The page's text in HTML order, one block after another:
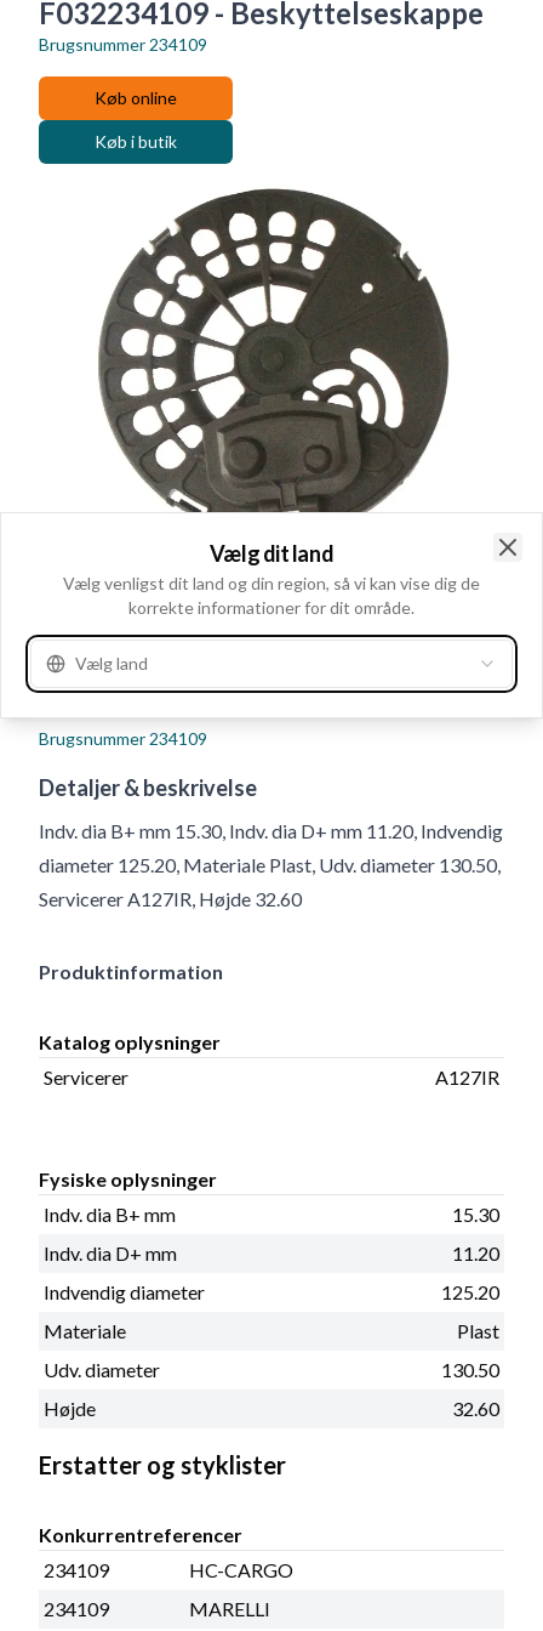
F032234109 - Beskyttelseskappe
Brugsnummer 234109
Køb online
Køb i butik
Brugsnummer234109
Detaljer & beskrivelse
Indv. dia B+ mm 15.30, Indv. dia D+ mm 11.20, Indvendig
diameter 125.20, Materiale Plast, Udv. diameter 130.50,
Servicerer A127IR, Højde 32.60
Produktinformation
Katalog oplysninger
Servicerer
A127IR
Fysiske oplysninger
Indv. dia B+ mm
15.30
Indv. dia D+ mm
11.20
Indvendig diameter
125.20
Materiale
Plast
Udv. diameter
130.50
Højde
32.60
Erstatter og styklister
Konkurrentreferencer
234109
HC-CARGO
234109
MARELLI
Vælg dit land
Vælg venligst dit land og din region, så vi kan vise dig de
korrekte informationer for dit område.
Vælg land